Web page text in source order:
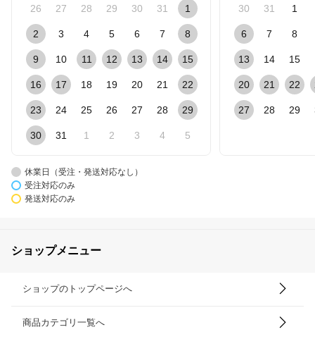
26 27 28 29 30 31 1
2 3 4 5 6 7 8
9 10 11 12 13 14 15
16 17 18 19 20 21 22
23 24 25 26 27 28 29
30 31 1 2 3 4 5
30 31 1
6 7 8
13 14 15
20 21 22
27 28 29
休業日（受注・発送対応なし）
受注対応のみ
発送対応のみ
ショップメニュー
ショップのトップページへ
商品カテゴリ一覧へ